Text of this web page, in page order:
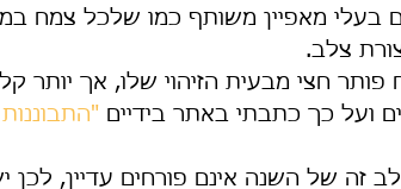
בעלי מאפיין משותף כמו שלכל צמח
פותר חצי מבעית הזיהוי שלו, אך יותר
ועל כך כתבתי באתר בידיים
זה של השנה אינם פורחים עדיין, לכן